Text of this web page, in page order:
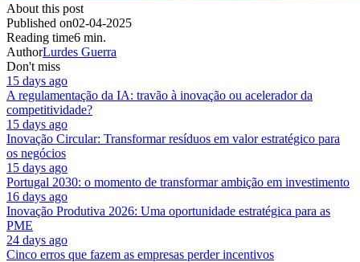
About this post
Published on02-04-2025
Reading time6 min.
AuthorLurdes Guerra
Don't miss
15 days ago
A regulamentação da IA: travão à inovação ou acelerador da
competitividade?
15 days ago
Inovação Circular: Transformar resíduos em valor estratégico para
os negócios
15 days ago
Portugal 2030: o momento de transformar ambição em investimento
16 days ago
Inovação Produtiva 2026: Uma oportunidade estratégica para as
PME
24 days ago
Cinco erros que fazem as empresas perder incentivos